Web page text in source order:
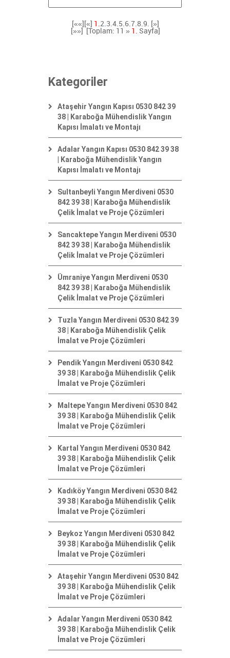
[««][«] 1. 2. 3. 4. 5. 6. 7. 8. 9.
[»]
[»»]
[Toplam: 11 » 1. Sayfa]
Kategoriler
Ataşehir Yangın Kapısı 0530 842 39
38 | Karaboğa Mühendislik Yangın
Kapısı İmalatı ve Montajı
Adalar Yangın Kapısı 0530 842 39 38
| Karaboğa Mühendislik Yangın
Kapısı İmalatı ve Montajı
Sultanbeyli Yangın Merdiveni 0530
842 39 38 | Karaboğa Mühendislik
Çelik İmalat ve Proje Çözümleri
Sancaktepe Yangın Merdiveni 0530
842 39 38 | Karaboğa Mühendislik
Çelik İmalat ve Proje Çözümleri
Ümraniye Yangın Merdiveni 0530
842 39 38 | Karaboğa Mühendislik
Çelik İmalat ve Proje Çözümleri
Tuzla Yangın Merdiveni 0530 842 39
38 | Karaboğa Mühendislik Çelik
İmalat ve Proje Çözümleri
Pendik Yangın Merdiveni 0530 842
39 38 | Karaboğa Mühendislik Çelik
İmalat ve Proje Çözümleri
Maltepe Yangın Merdiveni 0530 842
39 38 | Karaboğa Mühendislik Çelik
İmalat ve Proje Çözümleri
Kartal Yangın Merdiveni 0530 842
39 38 | Karaboğa Mühendislik Çelik
İmalat ve Proje Çözümleri
Kadıköy Yangın Merdiveni 0530 842
39 38 | Karaboğa Mühendislik Çelik
İmalat ve Proje Çözümleri
Beykoz Yangın Merdiveni 0530 842
39 38 | Karaboğa Mühendislik Çelik
İmalat ve Proje Çözümleri
Ataşehir Yangın Merdiveni 0530 842
39 38 | Karaboğa Mühendislik Çelik
İmalat ve Proje Çözümleri
Adalar Yangın Merdiveni 0530 842
39 38 | Karaboğa Mühendislik Çelik
İmalat ve Proje Çözümleri